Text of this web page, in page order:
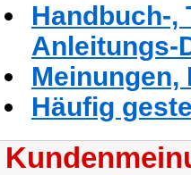
Handbuch-,
Anleitungs-
Häufig